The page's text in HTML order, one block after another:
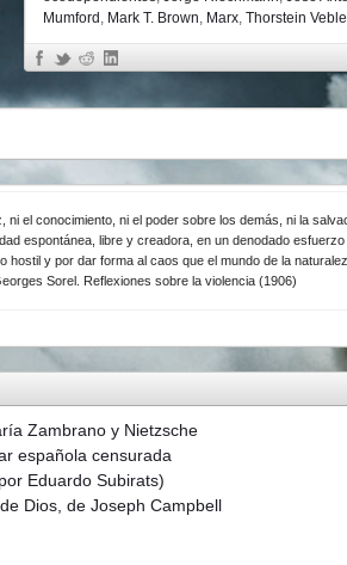
Mumford , Mark T. Brown, Marx, Thorstein
ni el conocimiento, ni el poder sobre los demás, ni la
espontánea, libre y creadora, en un denodado
hostil y por dar forma al caos que el mundo de la
Sorel. Reflexiones sobre la violencia (1906)
Zambrano y Nietzsche
española censurada
Eduardo Subirats)
Dios, de Joseph Campbell